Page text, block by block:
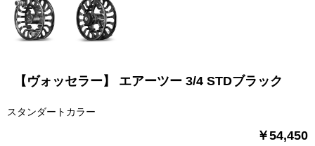
【ヴォッセラー】 エアーツー 3/4 STDブラック
スタンダートカラー
￥54,450